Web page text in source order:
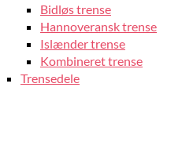
Bidløs trense
Hannoveransk trense
Islænder trense
Kombineret trense
Trensedele